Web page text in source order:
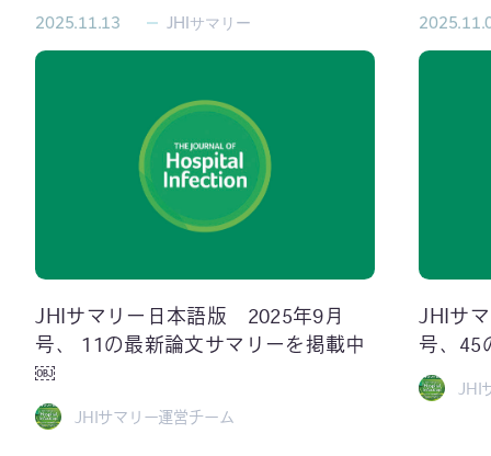
2025.11.13 JHIサマリー
JHIサマリー日本語版 2025年9月
号、 11の最新論文サマリーを掲載中
￼
JHIサマリー運営チーム
JHIサ
号、45
JHI